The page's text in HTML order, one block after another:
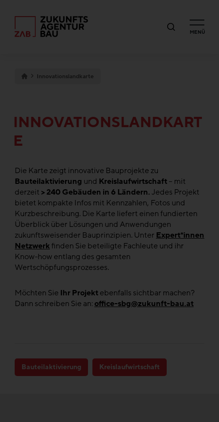
MENÜ
Innovationslandkarte
INNOVATIONSLANDKART
E
Die Karte zeigt innovative Bauprojekte zu
Bauteilaktivierung und Kreislaufwirtschaft– mit
derzeit > 240 Gebäuden in 6 Ländern.Jedes Projekt
bietet kompakte Infos mit Kennzahlen, Fotos und
Kurzbeschreibung. Die Karte liefert einen fundierten
Überblick über Lösungen und Anwendungen
zukunftsweisender Bauprinzipien. Unter Expert*innen
Netzwerkfinden Sie beteiligte Fachleute und ihr
Know-how entlang des gesamten
Wertschöpfungsprozesses.
Möchten Sie Ihr Projektebenfalls sichtbar machen?
Dann schreiben Sie an: office-sbg@zukunft-bau.at
Bauteilaktivierung Kreislaufwirtschaft